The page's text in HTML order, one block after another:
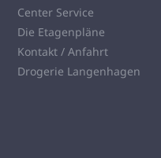
Center Service
Die Etagenpläne
Kontakt / Anfahrt
Drogerie Langenhagen